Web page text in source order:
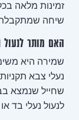
זמינות מלאה
שיחה
האם מותר
שמירה היא
נעלי צבא
שחייל שנמצא
לנעול נעלי בד